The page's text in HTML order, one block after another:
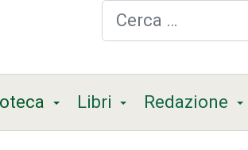
Cerca
Libri Redazione